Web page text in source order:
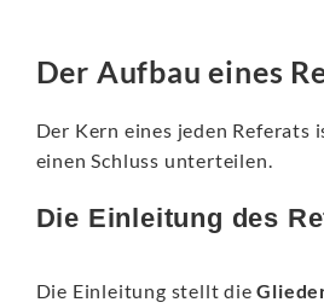
Der Aufbau eines
Der Kern eines jeden
einen Schluss unterteilen.
Die Einleitung des
Die Einleitung stellt die